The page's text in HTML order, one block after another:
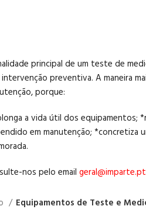
principal de um teste de
intervenção preventiva. A maneira
porque:
a vida útil dos equipamentos;
em manutenção; *concretiza
nos pelo email geral@imparte.pt
Equipamentos de Teste e